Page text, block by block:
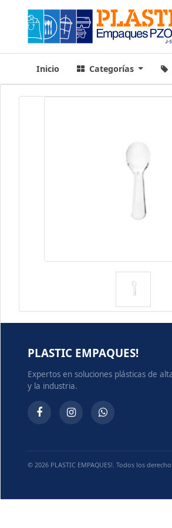
Inicio Categorías
PLASTIC EMPAQUES!
Expertos en soluciones plásticas de
y la industria.
© 2026 PLASTIC EMPAQUES!. Todos los